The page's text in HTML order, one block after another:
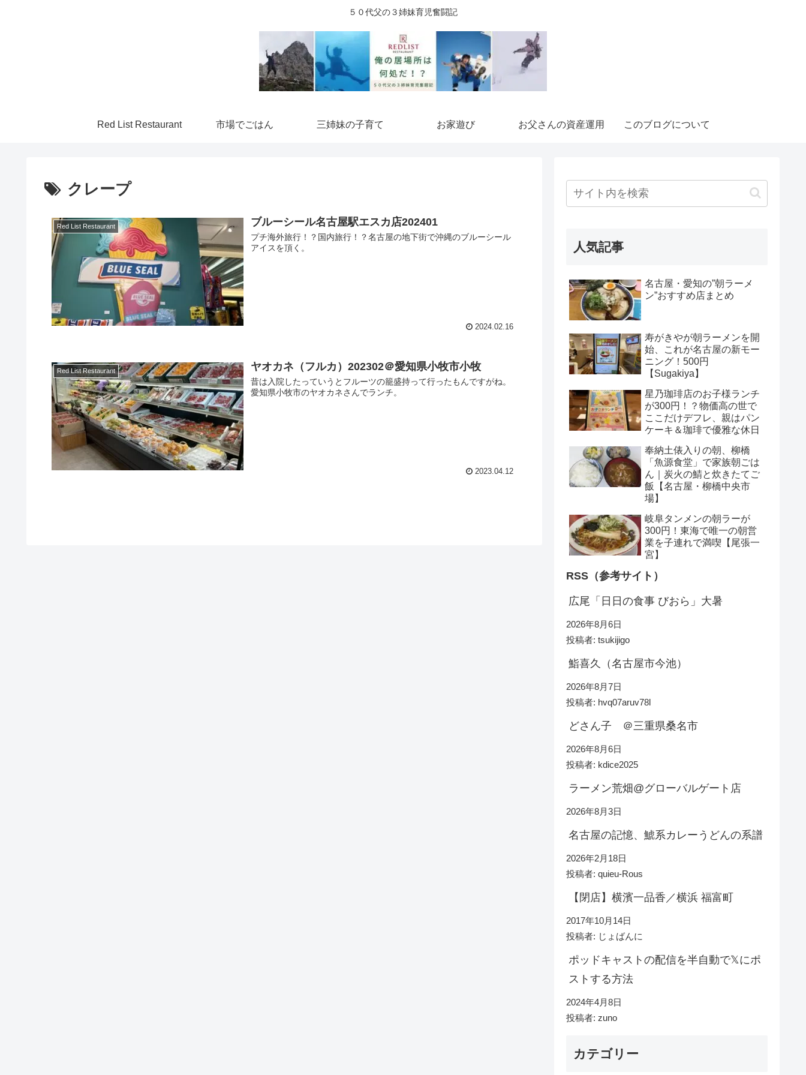
５０代父の３姉妹育児奮闘記
Red List Restaurant 市場でごはん 三姉妹の子育て お家遊び お父さんの資産運用 このブログについて
クレープ
Red List Restaurant ブルーシール名古屋駅エスカ店202401
プチ海外旅行！？国内旅行！？名古屋の地下街で沖縄のブルーシール
アイスを頂く。
2024.02.16
Red List Restaurant ヤオカネ（フルカ）202302＠愛知県小牧市小牧
昔は入院したっていうとフルーツの籠盛持って行ったもんですがね。
愛知県小牧市のヤオカネさんでランチ。
2023.04.12
人気記事
名古屋・愛知の”朝ラーメ
ン”おすすめ店まとめ
寿がきやが朝ラーメンを開
始、これが名古屋の新モー
ニング！500円
【Sugakiya】
星乃珈琲店のお子様ランチ
が300円！？物価高の世で
ここだけデフレ、親はパン
ケーキ＆珈琲で優雅な休日
奉納土俵入りの朝、柳橋
「魚源食堂」で家族朝ごは
ん｜炭火の鯖と炊きたてご
飯【名古屋・柳橋中央市
場】
岐阜タンメンの朝ラーが
300円！東海で唯一の朝営
業を子連れで満喫【尾張一
宮】
RSS（参考サイト）
広尾「日日の食事 びおら」大暑
2026年8月6日
投稿者: tsukijigo
鮨喜久（名古屋市今池）
2026年8月7日
投稿者: hvq07aruv78l
どさん子 ＠三重県桑名市
2026年8月6日
投稿者: kdice2025
ラーメン荒畑@グローバルゲート店
2026年8月3日
名古屋の記憶、鯱系カレーうどんの系譜
2026年2月18日
投稿者: quieu-Rous
【閉店】横濱一品香／横浜 福富町
2017年10月14日
投稿者: じょばんに
ポッドキャストの配信を半自動で𝕏にポ
ストする方法
2024年4月8日
投稿者: zuno
カテゴリー